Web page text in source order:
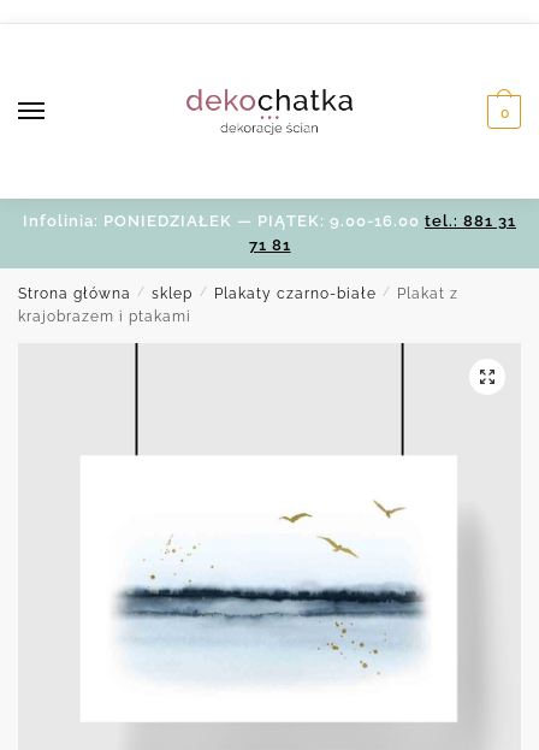
0
Infolinia: PONIEDZIAŁEK — PIĄTEK: 9.00-16.00 tel.: 881 31
71 81
Strona główna / sklep / Plakaty czarno-białe /
Plakat z
krajobrazem i ptakami